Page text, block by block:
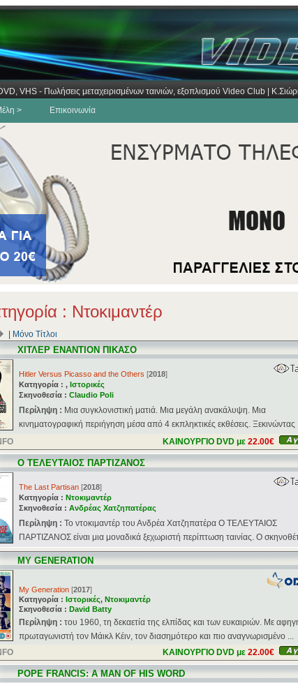
DVD, VHS - Πωλήσεις μεταχειρισμένων ταινιών, εξοπλισμού Video Club |
> Επικοινωνία
: Ντοκιμαντέρ
Μόνο Τίτλοι
ΧΙΤΛΕΡ ΕΝΑΝΤΙΟΝ ΠΙΚΑΣΟ
Hitler Versus Picasso and the Others [2018]
Κατηγορία : , Ιστορικές
Σκηνοθεσία : Claudio Poli
Περίληψη : Μια συγκλονιστική ματιά. Μια μεγάλη ανακάλυψη. Μια
κινηματογραφική περιήγηση μέσα από 4 εκπληκτικές εκθέσεις. Ξεκινώντας
ΚΑΙΝΟΥΡΓΙΟ DVD με 22.00€
Ο ΤΕΛΕΥΤΑΙΟΣ ΠΑΡΤΙΖΑΝΟΣ
The Last Partisan [2018]
Κατηγορία : Ντοκιμαντέρ
Σκηνοθεσία : Ανδρέας Χατζηπατέρας
Περίληψη : Το ντοκιμαντέρ του Ανδρέα Χατζηπατέρα Ο ΤΕΛΕΥΤΑΙΟΣ
ΠΑΡΤΙΖΑΝΟΣ είναι μια μοναδικά ξεχωριστή περίπτωση ταινίας. Ο
MY GENERATION
My Generation [2017]
Κατηγορία : Ιστορικές, Ντοκιμαντέρ
Σκηνοθεσία : David Batty
Περίληψη : του 1960, τη δεκαετία της ελπίδας και των ευκαιριών. Με
πρωταγωνιστή τον Μάικλ Κέιν, τον διασημότερο και πιο αναγνωρισμένο ...
ΚΑΙΝΟΥΡΓΙΟ DVD με 22.00€
POPE FRANCIS: A MAN OF HIS WORD